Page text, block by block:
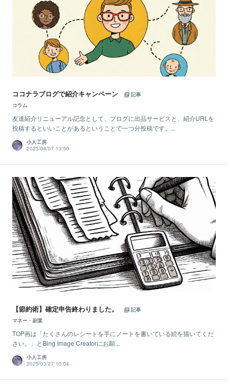
ココナラブログで紹介キャンペーン
記事
コラム
友達紹介リニューアル記念として、ブログに出品サービスと、紹介URLを
投稿するといいことがあるということで一つ分投稿です。...
小人工房
2025/04/07 13:50
【節約術】確定申告終わりました。
記事
マネー・副業
TOP画は「たくさんのレシートを手にノートを書いている絵を描いてくだ
さい。」とBing Image Creatorにお願...
小人工房
2025/03/27 10:04